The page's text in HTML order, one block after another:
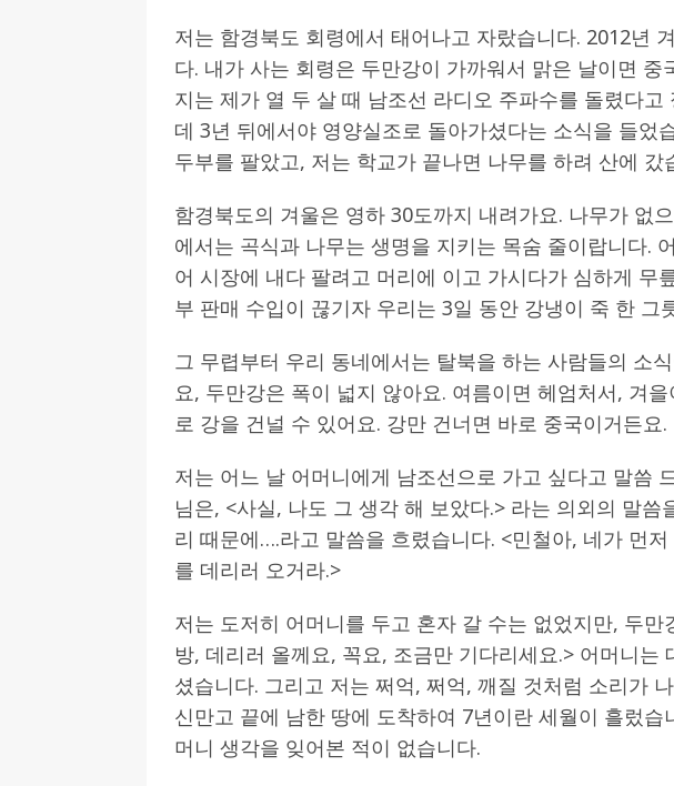
[ 2026-07-27 ] 튀빙겐대, ‘독일어권 한국학대회(VfK)’ 성료
한인소
[ 2026-07-20 ] 7.23 접수마감] 제108회 한국어능력시험 (TOPIK)
[ 2026-07-20 ]
“정체성은 연결의 자산”… 독일 한인 차세대 협회
인소식
[ 2022-03-20 ] 사진의 주인을 찾습니다. 게시판 / 행사 / 알림
저는 함경북도 회령에서 태어나고 자랐습니다. 2012년
다. 내가 사는 회령은 두만강이 가까워서 맑은 날이면 중
지는 제가 열 두 살 때 남조선 라디오 주파수를 돌렸다
데 3년 뒤에서야 영양실조로 돌아가셨다는 소식을 들었
두부를 팔았고, 저는 학교가 끝나면 나무를 하려 산에 갔
함경북도의 겨울은 영하 30도까지 내려가요. 나무가 없
에서는 곡식과 나무는 생명을 지키는 목숨 줄이랍니다.
어 시장에 내다 팔려고 머리에 이고 가시다가 심하게 무
부 판매 수입이 끊기자 우리는 3일 동안 강냉이 죽 한 그
그 무렵부터 우리 동네에서는 탈북을 하는 사람들의 소
요, 두만강은 폭이 넓지 않아요. 여름이면 헤엄처서, 겨
로 강을 건널 수 있어요. 강만 건너면 바로 중국이거든요.
저는 어느 날 어머니에게 남조선으로 가고 싶다고 말씀
님은, <사실, 나도 그 생각 해 보았다.> 라는 의외의 말씀
리 때문에….라고 말씀을 흐렸습니다. <민철아, 네가 먼
를 데리러 오거라.>
저는 도저히 어머니를 두고 혼자 갈 수는 없었지만, 두만
방, 데리러 올께요, 꼭요, 조금만 기다리세요.> 어머니는
셨습니다. 그리고 저는 쩌억, 쩌억, 깨질 것처럼 소리가
신만고 끝에 남한 땅에 도착하여 7년이란 세월이 흘렀습
머니 생각을 잊어본 적이 없습니다.